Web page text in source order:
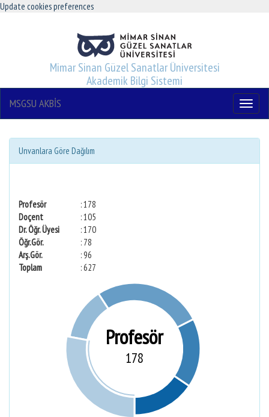
Update cookies preferences
Mimar Sinan Güzel Sanatlar Üniversitesi
Akademik Bilgi Sistemi
Menu
MSGSU AKBİS
Unvanlara Göre Dağılım
Profesör
: 178
Doçent
: 105
Dr. Öğr. Üyesi
: 170
Öğr.Gör.
: 78
Arş.Gör.
: 96
Toplam
: 627
Profesör
178